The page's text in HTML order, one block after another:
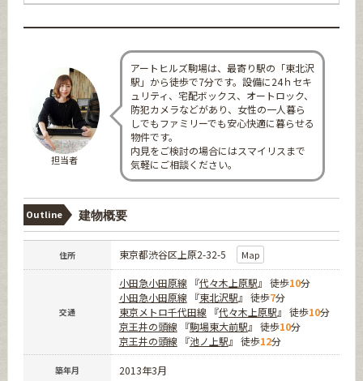
担当者
アートヒルズ駒場は、最寄り駅の「東北沢
駅」から徒歩で7分です。設備に24ｈセキ
ュリティ、宅配ボックス、オートロック、
防犯カメラなどがあり、女性の一人暮ら
しでもファミリーでも安心快適に暮らせる
物件です。
内見をご検討の場合にはスマイリスまで
気軽にご相談ください。
Outline 建物概要
住所 東京都渋谷区上原2-32-5 Map
交通
小田急小田原線『代々木上原駅』 徒歩10分
小田急小田原線『東北沢駅』 徒歩7分
東京メトロ千代田線『代々木上原駅』 徒歩10分
京王井の頭線『駒場東大前駅』 徒歩10分
京王井の頭線『池ノ上駅』 徒歩12分
築年月 2013年3月